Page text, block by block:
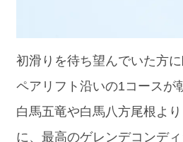
初滑りを待ち望んでいた方
ペアリフト沿いの1コースが
白馬五竜や白馬八方尾根よ
に、最高のゲレンデコンデ